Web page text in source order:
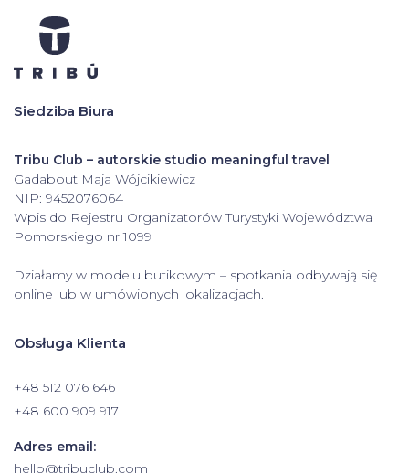
Siedziba Biura
Tribu Club – autorskie studio meaningful travel
Gadabout Maja Wójcikiewicz
NIP: 9452076064
Wpis do Rejestru Organizatorów Turystyki Województwa
Pomorskiego nr 1099
Działamy w modelu butikowym – spotkania odbywają się
online lub w umówionych lokalizacjach.
Obsługa Klienta
+48 512 076 646
+48 600 909 917
Adres email:
hello@tribuclub.com